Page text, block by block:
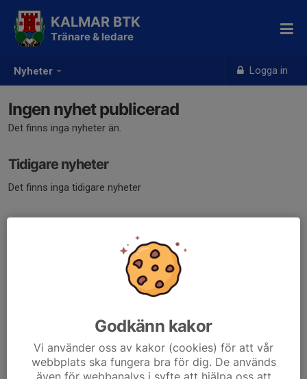
Nyheter Logga in
KALMAR BTK
Tränare & ledare
Ingen nyhet publicerad
Det finns inga nyheter än.
Tidigare nyheter
Det finns inga tidigare nyheter
Godkänn kakor
Vi använder oss av kakor (cookies) för att vår
webbplats ska fungera bra för dig. De används
även för webbanalys i syfte att hjälpa oss att